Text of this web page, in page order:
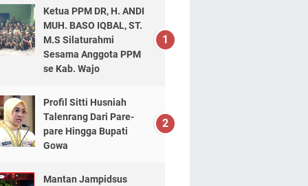
Ketua PPM DR, H. ANDI
MUH. BASO IQBAL, ST.
M.S Silaturahmi
Sesama Anggota PPM
se Kab. Wajo
Profil Sitti Husniah
Talenrang Dari Pare-
pare Hingga Bupati
Gowa
Mantan Jampidsus